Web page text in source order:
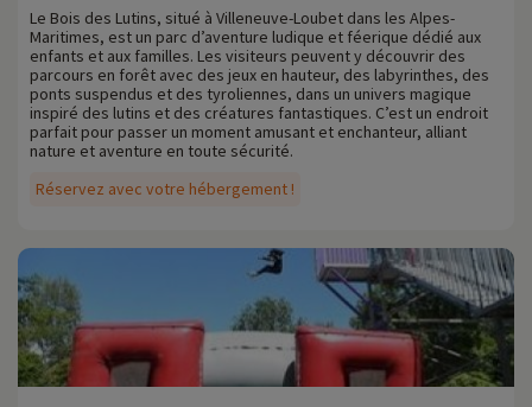
Réservez avec votre hébergement !
Le Bois des Lutins, situé à Villeneuve-Loubet dans les Alpes-
Maritimes, est un parc d’aventure ludique et féerique dédié aux
enfants et aux familles. Les visiteurs peuvent y découvrir des
parcours en forêt avec des jeux en hauteur, des labyrinthes, des
ponts suspendus et des tyroliennes, dans un univers magique
inspiré des lutins et des créatures fantastiques. C’est un endroit
parfait pour passer un moment amusant et enchanteur, alliant
nature et aventure en toute sécurité.